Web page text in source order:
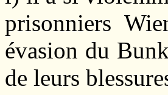
prisonniers
évasion du
de leurs